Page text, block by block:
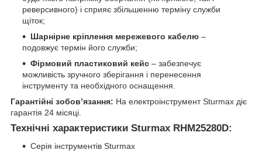
реверсивного) і сприяє збільшенню терміну служби
щіток;
Шарнірне кріплення мережевого кабелю –
подовжує термін його служби;
Фірмовий пластиковий кейс – забезпечує
можливість зручного зберігання і перенесення
інструменту та необхідного оснащення.
Гарантійні зобов’язання: На електроінструмент Sturmax діє
гарантія 24 місяці.
Технічні характеристики Sturmax RHM25280D:
Серія інструментів Sturmax